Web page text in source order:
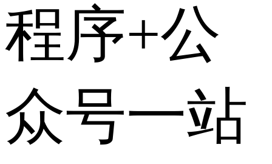
程序+公
众号一站